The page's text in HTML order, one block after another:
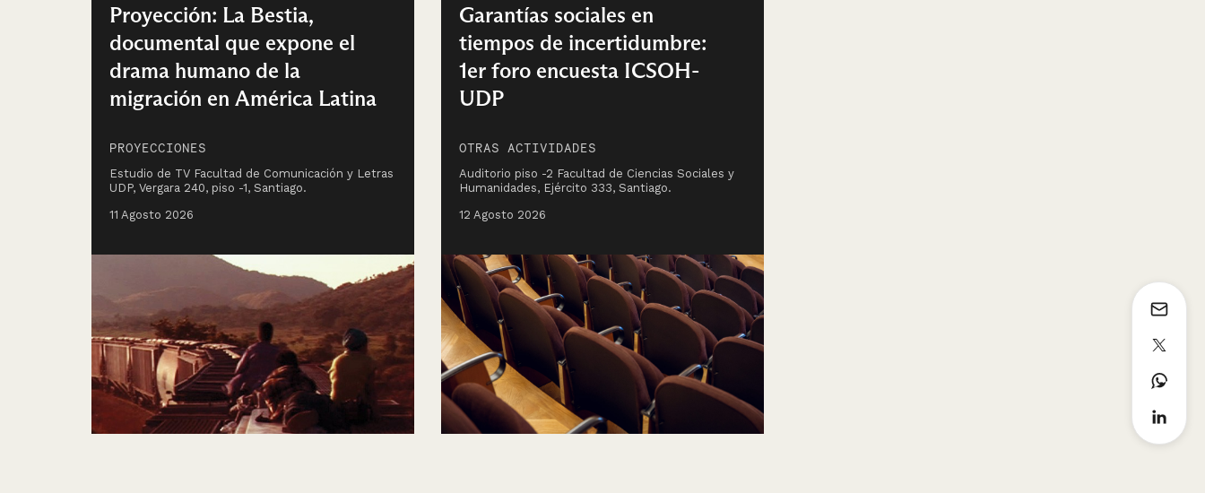
Proyección: La Bestia,
documental que expone el
drama humano de la
migración en América Latina
PROYECCIONES
Estudio de TV Facultad de Comunicación y Letras
UDP, Vergara 240, piso -1, Santiago.
11 Agosto 2026
Garantías sociales en
tiempos de incertidumbre:
1er foro encuesta ICSOH-
UDP
OTRAS ACTIVIDADES
Auditorio piso -2 Facultad de Ciencias Sociales y
Humanidades, Ejército 333, Santiago.
12 Agosto 2026